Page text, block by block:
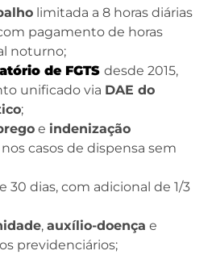
limitada a 8 horas diárias
pagamento de horas
noturno;
de FGTS desde 2015,
unificado via DAE do
;
e indenização
nos casos de dispensa sem
30 dias, com adicional de 1/3
, auxílio-doença e
previdenciários;